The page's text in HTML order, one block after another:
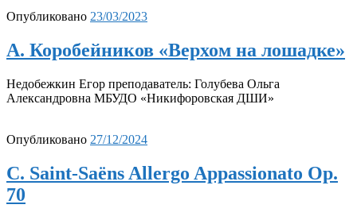
Опубликовано 23/03/2023
А. Коробейников «Верхом на лошадке»
Недобежкин Егор преподаватель: Голубева Ольга
Александровна МБУДО «Никифоровская ДШИ»
Опубликовано 27/12/2024
C. Saint-Saëns Allergo Appassionato Op.
70